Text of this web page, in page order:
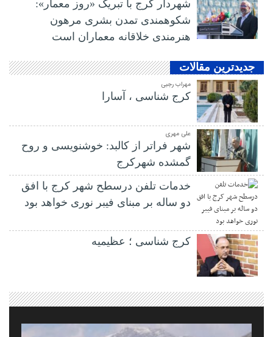
شهردار کرج با تبریک «روز معمار»:
شکوهمندی تمدن بشری مرهون
هنرمندی خلاقانه معماران است
جدیدترین مقالات
مهراب رجبی
کرج شناسی ، آسارا
علی مهری
شهر فراتر از کالبد: خوشنویسی و روح
گمشده شهرکرج
خدمات تلفن درسطح شهر کرج با افق
دو ساله بر مبنای فیبر نوری خواهد بود
کرج شناسی ؛ عظیمیه